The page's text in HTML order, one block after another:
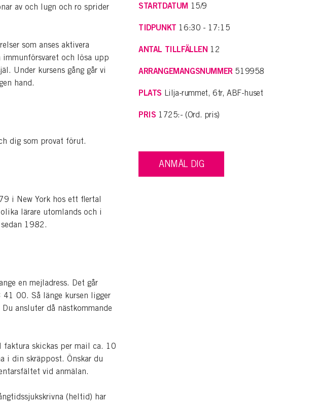
av och lugn och ro sprider
som anses aktivera
och lösa upp
Under kursens gång går vi
hand.
dig som provat förut.
i New York hos ett flertal
lärare utomlands och i
1982.
en mejladress. Det går
00. Så länge kursen ligger
ansluter då nästkommande
faktura skickas per mail ca. 10
i din skräppost. Önskar du
vid anmälan.
(heltid) har
STARTDATUM 15/9
TIDPUNKT 16:30 - 17:15
ANTAL TILLFÄLLEN 12
ARRANGEMANGSNUMMER519958
PLATS Lilja-rummet, 6tr, ABF-huset
PRIS 1725:- (Ord. pris)
ANMÄL DIG